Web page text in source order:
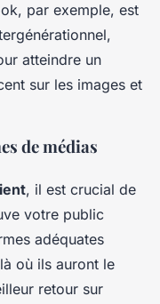
par exemple, est
atteindre un
sur les images et
de médias
, il est crucial de
votre public
adéquates
où ils auront le
retour sur